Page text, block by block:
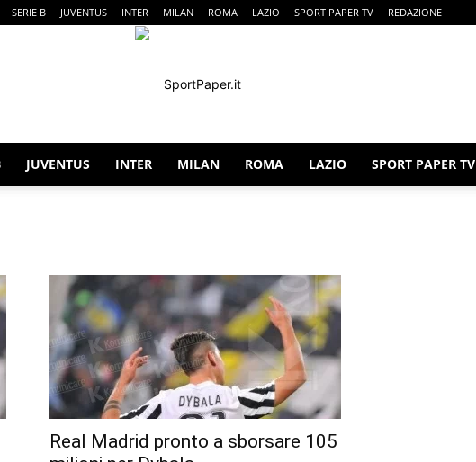
SERIE B JUVENTUS INTER MILAN ROMA LAZIO SPORT PAPER TV REDAZIONE
JUVENTUS INTER MILAN ROMA LAZIO SPORT PAPER TV
Real Madrid pronto a sborsare 105